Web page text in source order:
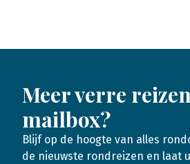
Meer verre
mailbox?
Blijf op de hoogte van alles
de nieuwste rondreizen en laat